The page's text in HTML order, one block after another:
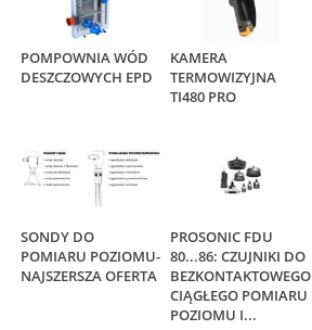
POMPOWNIA WÓD
DESZCZOWYCH EPD
KAMERA
TERMOWIZYJNA
TI480 PRO
SONDY DO
POMIARU POZIOMU-
NAJSZERSZA OFERTA
PROSONIC FDU
80...86: CZUJNIKI DO
BEZKONTAKTOWEGO,
CIĄGŁEGO POMIARU
POZIOMU I...